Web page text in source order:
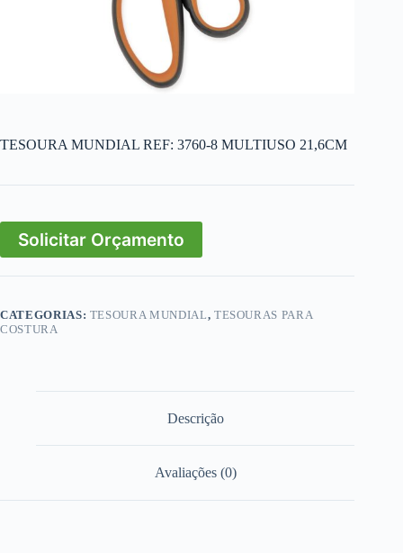
TESOURA MUNDIAL REF: 3760-8 MULTIUSO 21,6CM
Solicitar Orçamento
CATEGORIAS: TESOURA MUNDIAL, TESOURAS PARA
COSTURA
Descrição
Avaliações (0)